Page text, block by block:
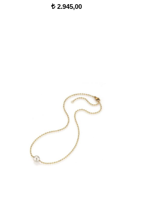
t2.945,00